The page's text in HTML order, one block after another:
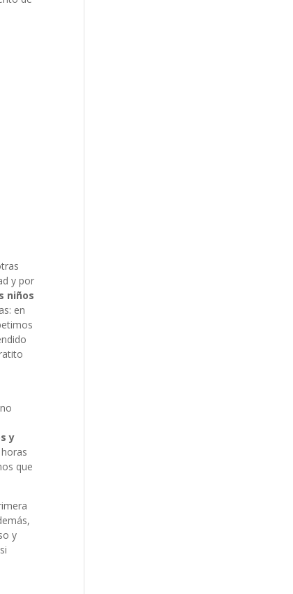
y por
niños
en
y
que
y